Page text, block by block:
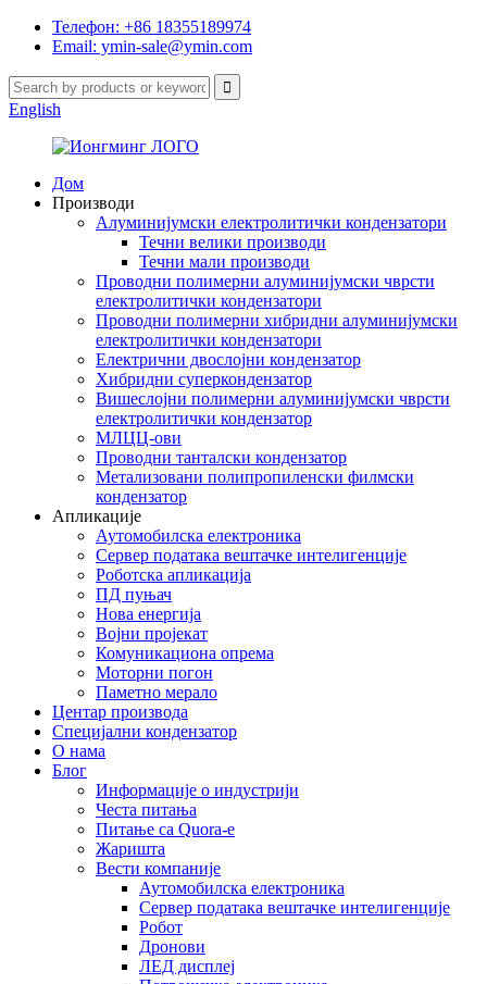
Телефон: +86 18355189974
Email: ymin-sale@ymin.com
English
Дом
Производи
Алуминијумски електролитички кондензатори
Течни велики производи
Течни мали производи
Проводни полимерни алуминијумски чврсти
електролитички кондензатори
Проводни полимерни хибридни алуминијумски
електролитички кондензатори
Електрични двослојни кондензатор
Хибридни суперкондензатор
Вишеслојни полимерни алуминијумски чврсти
електролитички кондензатор
МЛЦЦ-ови
Проводни танталски кондензатор
Метализовани полипропиленски филмски
кондензатор
Апликације
Аутомобилска електроника
Сервер података вештачке интелигенције
Роботска апликација
ПД пуњач
Нова енергија
Војни пројекат
Комуникациона опрема
Моторни погон
Паметно мерало
Центар производа
Специјални кондензатор
О нама
Блог
Информације о индустрији
Честа питања
Питање са Quora-е
Жаришта
Вести компаније
Аутомобилска електроника
Сервер података вештачке интелигенције
Робот
Дронови
ЛЕД дисплеј